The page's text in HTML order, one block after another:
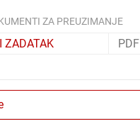
ZA PREUZIMANJE
ZADATAK PDF